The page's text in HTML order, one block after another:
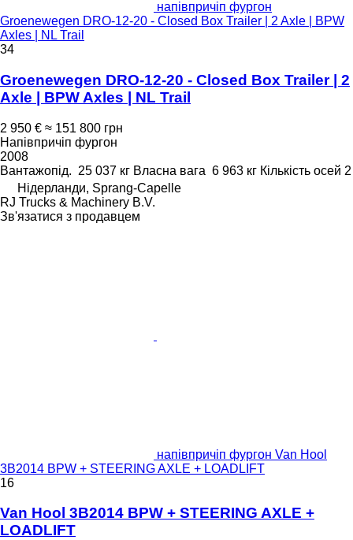
напівпричіп фургон
Groenewegen DRO-12-20 - Closed Box Trailer | 2 Axle | BPW
Axles | NL Trail
34
Groenewegen DRO-12-20 - Closed Box Trailer | 2
Axle | BPW Axles | NL Trail
2 950 € ≈ 151 800 грн
Напівпричіп фургон
2008
Вантажопід. 25 037 кг Власна вага 6 963 кг Кількість осей 2
Нідерланди, Sprang-Capelle
RJ Trucks & Machinery B.V.
Зв'язатися з продавцем
напівпричіп фургон Van Hool
3B2014 BPW + STEERING AXLE + LOADLIFT
16
Van Hool 3B2014 BPW + STEERING AXLE +
LOADLIFT